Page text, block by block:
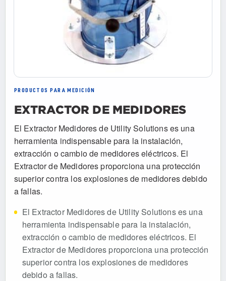
PRODUCTOS PARA MEDICIÓN
EXTRACTOR DE MEDIDORES
El Extractor Medidores de Utility Solutions es una
herramienta indispensable para la instalación,
extracción o cambio de medidores eléctricos. El
Extractor de Medidores proporciona una protección
superior contra los explosiones de medidores debido
a fallas.
El Extractor Medidores de Utility Solutions es una
herramienta indispensable para la instalación,
extracción o cambio de medidores eléctricos. El
Extractor de Medidores proporciona una protección
superior contra los explosiones de medidores
debido a fallas.